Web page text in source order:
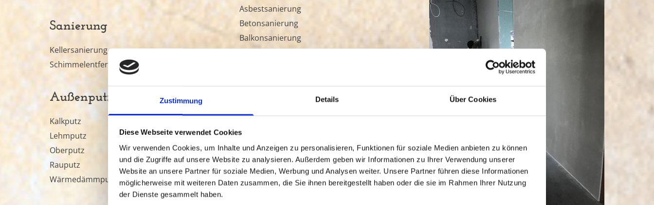
Zustimmung Details Über Cookies
Diese Webseite verwendet Cookies
Wir verwenden Cookies, um Inhalte und Anzeigen zu personalisieren, Funktionen für soziale Medien anbieten zu können
und die Zugriffe auf unsere Website zu analysieren. Außerdem geben wir Informationen zu Ihrer Verwendung unserer
Website an unsere Partner für soziale Medien, Werbung und Analysen weiter. Unsere Partner führen diese Informationen
möglicherweise mit weiteren Daten zusammen, die Sie ihnen bereitgestellt haben oder die sie im Rahmen Ihrer Nutzung
der Dienste gesammelt haben.
Sanierung
Kellersanierung
Schimmelentfernung
Außenputz
Kalkputz
Lehmputz
Oberputz
Rauputz
Wärmedämmputz
Asbestsanierung
Betonsanierung
Balkonsanierung
Fachwerksanierung
Farbgebung
Anstriche und Dachgesimse
Mineralfarben
Silikonfassadenfarben
Silikatfarben